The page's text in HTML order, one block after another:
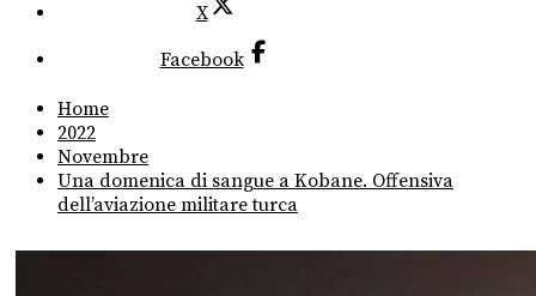
X
Facebook
Home
2022
Novembre
Una domenica di sangue a Kobane. Offensiva
dell’aviazione militare turca